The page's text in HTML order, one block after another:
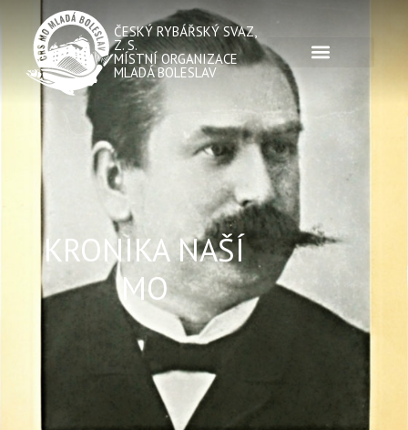
ČESKÝ RYBÁŘSKÝ SVAZ,
Z. S.
MÍSTNÍ ORGANIZACE
MLADÁ BOLESLAV
KRONIKA NAŠÍ
MO